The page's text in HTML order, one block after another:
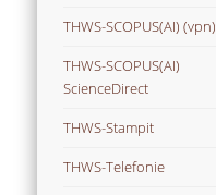
THWS-SCOPUS(AI) (vpn)
THWS-SCOPUS(AI)
ScienceDirect
THWS-Stampit
THWS-Telefonie